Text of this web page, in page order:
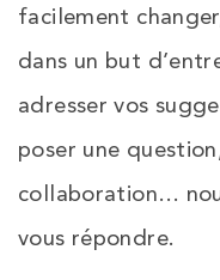
facilement
dans un but
adresser vos
poser une
collaboration…
vous répondre.